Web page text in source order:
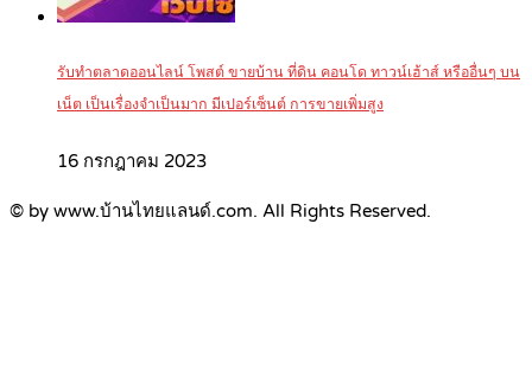
รับทำตลาดออนไลน์ โพสต์ ขายบ้าน ที่ดิน คอนโด ทาวน์เฮ้าส์ หรืออื่นๆ บน
เน็ต เป็นเรื่องจำเป็นมาก มีเปอร์เซ็นต์ การขายเพิ่มสูง
16 กรกฎาคม 2023
© by www.บ้านไทยแลนด์.com. All Rights Reserved.